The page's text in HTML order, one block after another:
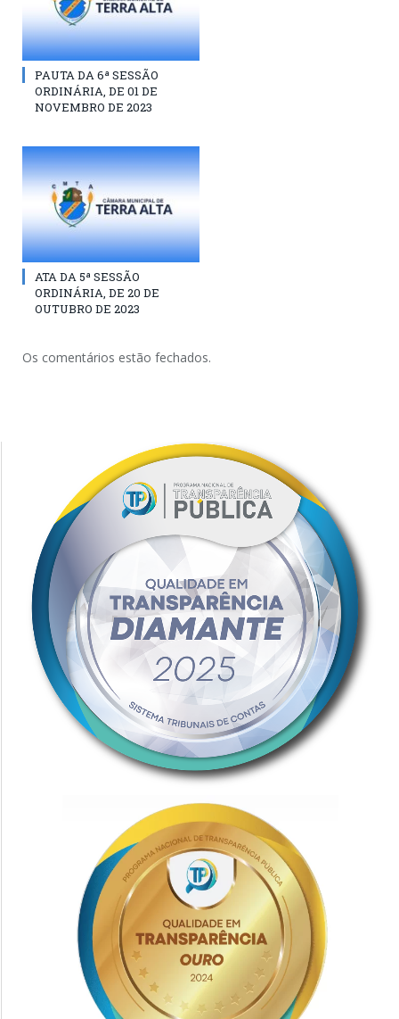
PAUTA DA 6ª SESSÃO
ORDINÁRIA, DE 01 DE
NOVEMBRO DE 2023
ATA DA 5ª SESSÃO
ORDINÁRIA, DE 20 DE
OUTUBRO DE 2023
Os comentários estão fechados.